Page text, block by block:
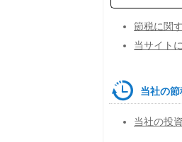
節税に関
当サイト
当社の
当社の投